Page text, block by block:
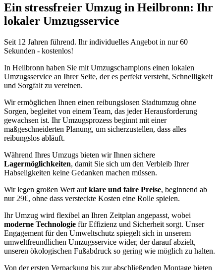
Ein stressfreier Umzug in Heilbronn: Ihr
lokaler Umzugsservice
Seit 12 Jahren führend. Ihr individuelles Angebot in nur 60
Sekunden - kostenlos!
In Heilbronn haben Sie mit Umzugschampions einen lokalen
Umzugsservice an Ihrer Seite, der es perfekt versteht, Schnelligkeit
und Sorgfalt zu vereinen.
Wir ermöglichen Ihnen einen reibungslosen Stadtumzug ohne
Sorgen, begleitet von einem Team, das jeder Herausforderung
gewachsen ist. Ihr Umzugsprozess beginnt mit einer
maßgeschneiderten Planung, um sicherzustellen, dass alles
reibungslos abläuft.
Während Ihres Umzugs bieten wir Ihnen sichere
Lagermöglichkeiten, damit Sie sich um den Verbleib Ihrer
Habseligkeiten keine Gedanken machen müssen.
Wir legen großen Wert aufklare und faire Preise, beginnend ab
nur 29€, ohne dass versteckte Kosten eine Rolle spielen.
Ihr Umzug wird flexibel an Ihren Zeitplan angepasst, wobei
moderne Technologie für Effizienz und Sicherheit sorgt. Unser
Engagement für den Umweltschutz spiegelt sich in unserem
umweltfreundlichen Umzugsservice wider, der darauf abzielt,
unseren ökologischen Fußabdruck so gering wie möglich zu halten.
Von der ersten Verpackung bis zur abschließenden Montage bieten